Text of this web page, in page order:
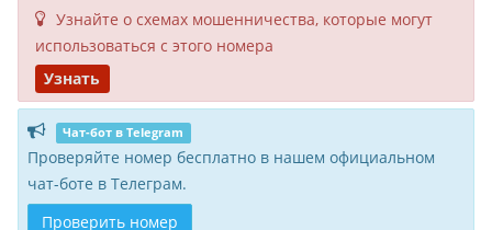
Узнайте о схемах мошенни­чества, кото­рые могут
исполь­зоваться с этого номера
Узнать
Чат-бот в Telegram
Проверяйте номер бесплатно в нашем официальном
чат-боте в Телеграм.
Проверить номер